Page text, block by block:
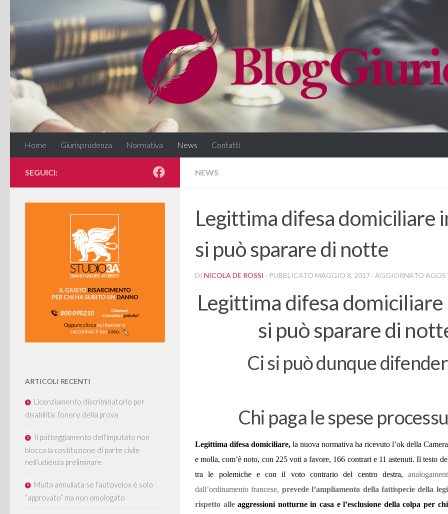
Salta al contenuto
Home Giurisprudenza Normativa News Contatti
NEWS
Legittima difesa domiciliare
si può sparare di notte
DI NICOLA DE ROSSI · PUBBLICATO MAGGIO 8, 2017 · AGGIORNATO
Legittima difesa domiciliare
si può sparare di
Ci si può dunque
Chi paga le spese
Legittima difesa domiciliare, la nuova normativa ha ricevuto l’ok della
e molla, com’è noto, con 225 voti a favore, 166 contrari e 11 astenuti. Il testo
tra le polemiche e con il voto contrario del centro destra,
dall’ordinamento francese, prevede l’ampliamento della fattispecie della
rispetto alleaggressioni notturne in casa e l’esclusione della colpa per
SEGUICI:
ARTICOLI RECENTI
Licenziamento discriminatorio per
disabilità: l’onere della prova
Il patteggiamento dell’imputato non
blocca la costituzione di parte civile
nell’udienza preliminare
Multa annullata se l’autovelox è solo
“approvato” ma non omologato